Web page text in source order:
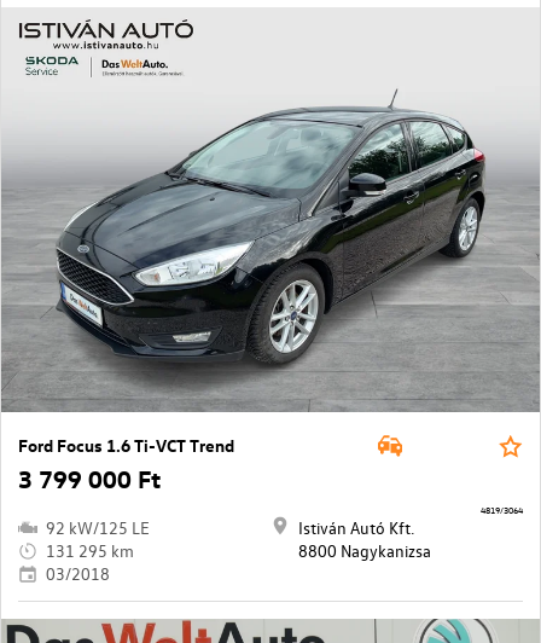
Ford Focus 1.6 Ti-VCT Trend
3 799 000 Ft
92 kW/125 LE
131 295 km
03/2018
Istiván Autó Kft.
8800 Nagykanizsa
4819/3064